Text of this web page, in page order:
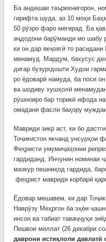
Ба андешаи таърихнигорон,
гирифта шуда, аз 10 моҳи
50 рӯзро фаро мегирад. Ба
аҷдодони барӯманди мо шабу
ки он дар якҷоягӣ то
менамуд. Мардум, бахусус
дигар бузургдошти Худои
ро ёдоварӣ намуда, ба поси
ва шодиву хушҳолӣ
рӯшноиро бар торикӣ ифода
омадани фасли баҳору
Мавриди зикр аст, ки бо
Тоҷикистон якчанд унсурҳои
Феҳристи умумиҷаҳонии
гардиданд. Инчунин номинаи
мазкур пешниҳод гардида,
феҳрист мавриди корбарӣ
Ёдовар мешавем, ки дар
Наврӯзу Меҳргон ба эҳёи
инсон ва табиат таваҷҷуҳи
Пешвои миллат (26 декабри
даврони истиқлоли